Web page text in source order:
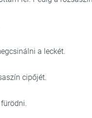
a leckét.
cipőjét.